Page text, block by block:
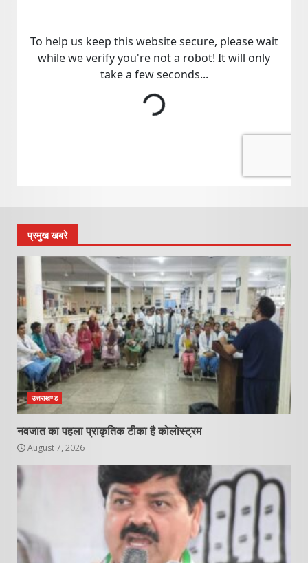
प्रमुख खबरे
उत्तराखण्ड
नवजात का पहला प्राकृतिक टीका है कोलोस्ट्रम
August 7, 2026